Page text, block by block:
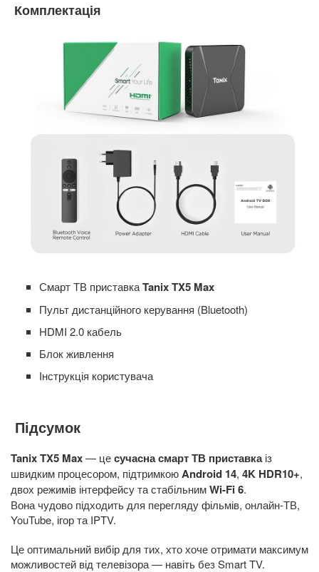
Комплектація
Смарт ТВ приставкаTanix TX5 Max
Пульт дистанційного керування (Bluetooth)
HDMI 2.0 кабель
Блок живлення
Інструкція користувача
Підсумок
Tanix TX5 Max— цесучасна смарт ТВ приставкаіз
швидким процесором, підтримкоюAndroid 14, 4K HDR10+,
двох режимів інтерфейсу та стабільнимWi-Fi 6.
Вона чудово підходить для перегляду фільмів, онлайн-ТВ,
YouTube, ігор та IPTV.
Це оптимальний вибір для тих, хто хоче отримати максимум
можливостей від телевізора — навіть без Smart TV.